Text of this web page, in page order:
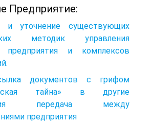
Предприятие:
и уточнение существующих
методик управления
предприятия и комплексов
документов с грифом
тайна» в другие
передача между
предприятия